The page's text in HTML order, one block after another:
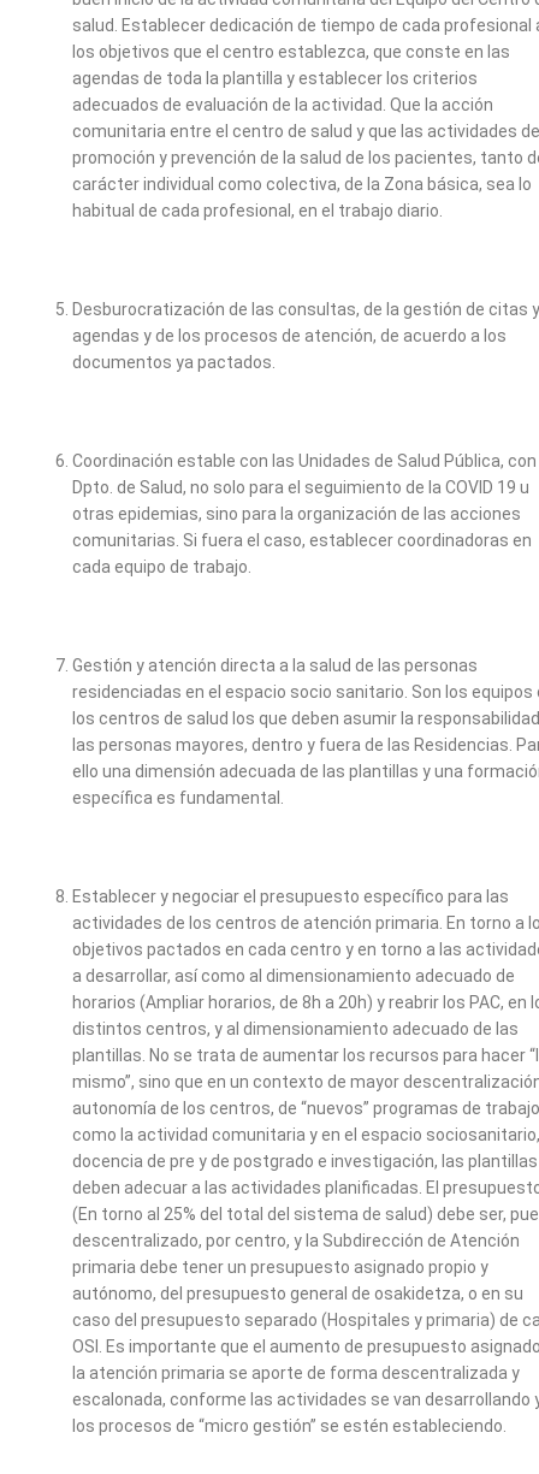
salud. Establecer dedicación de tiempo de cada profesional
los objetivos que el centro establezca, que conste en las
agendas de toda la plantilla y establecer los criterios
adecuados de evaluación de la actividad. Que la acción
comunitaria entre el centro de salud y que las actividades de
promoción y prevención de la salud de los pacientes, tanto
carácter individual como colectiva, de la Zona básica, sea lo
habitual de cada profesional, en el trabajo diario.
Desburocratización de las consultas, de la gestión de citas y
agendas y de los procesos de atención, de acuerdo a los
documentos ya pactados.
Coordinación estable con las Unidades de Salud Pública, con
Dpto. de Salud, no solo para el seguimiento de la COVID 19 u
otras epidemias, sino para la organización de las acciones
comunitarias. Si fuera el caso, establecer coordinadoras en
cada equipo de trabajo.
Gestión y atención directa a la salud de las personas
residenciadas en el espacio socio sanitario. Son los equipos
los centros de salud los que deben asumir la
las personas mayores, dentro y fuera de las Residencias.
ello una dimensión adecuada de las plantillas y una
específica es fundamental.
Establecer y negociar el presupuesto específico para las
actividades de los centros de atención primaria. En torno a
objetivos pactados en cada centro y en torno a las
a desarrollar, así como al dimensionamiento adecuado de
horarios (Ampliar horarios, de 8h a 20h) y reabrir los PAC, en
distintos centros, y al dimensionamiento adecuado de las
plantillas. No se trata de aumentar los recursos para hacer
mismo”, sino que en un contexto de mayor
autonomía de los centros, de “nuevos” programas de
como la actividad comunitaria y en el espacio
docencia de pre y de postgrado e investigación, las
deben adecuar a las actividades planificadas. El
(En torno al 25% del total del sistema de salud) debe ser,
descentralizado, por centro, y la Subdirección de Atención
primaria debe tener un presupuesto asignado propio y
autónomo, del presupuesto general de osakidetza, o en su
caso del presupuesto separado (Hospitales y primaria) de
OSI. Es importante que el aumento de presupuesto
la atención primaria se aporte de forma descentralizada y
escalonada, conforme las actividades se van desarrollando
los procesos de “micro gestión” se estén estableciendo.